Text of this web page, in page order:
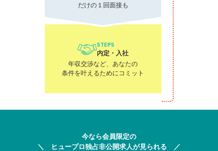
だけの１回面接も
STEP5
内定・入社
年収交渉など、あなたの
条件を叶えるためにコミット
今なら会員限定の
＼
ヒュープロ独占非公開求人が見られる ／